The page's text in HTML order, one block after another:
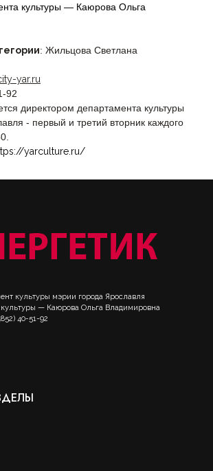
культуры — Каюрова Ольга
: Жильцова Светлана
yar.ru
92
директором департамента культуры
- первый и третий вторник каждого
yarculture.ru/
культуры мэрии города Ярославля
— Каюрова Ольга Владимировна
40-51-92